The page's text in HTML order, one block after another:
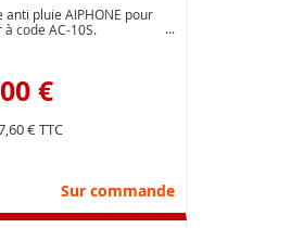
anti pluie AIPHONE pour
à code AC-10S.
€
€
Sur commande